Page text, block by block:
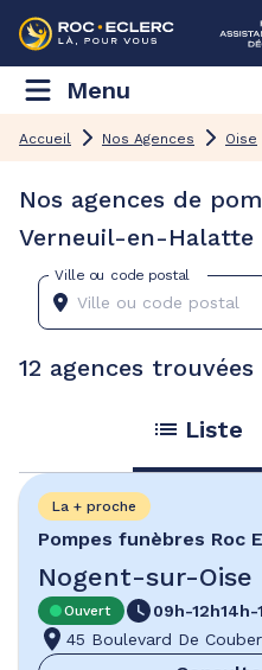
Menu
Accueil Nos Agences Oise
Nos agences de
Verneuil-en-Halatte
Ville ou code postal
12 agences trouvées
Liste
Pompes funèbres Roc
Nogent-sur-Oise
La + proche
Ouvert 09h-12h14h-
45 Boulevard De